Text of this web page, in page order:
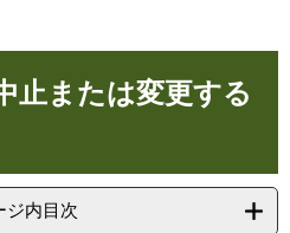
止または変更する
ジ内目次